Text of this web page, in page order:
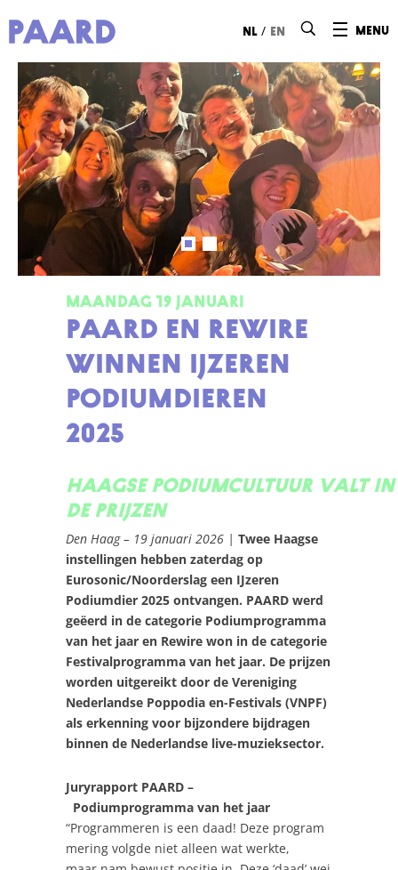
menu
nl / en
MAANDAG 19 JANUARI
PAARD en Rewire
winnen IJzeren
Podiumdieren
2025
HAAGSE PODIUMCULTUUR VALT IN
DE PRIJZEN
Den Haag – 19 januari 2026 | Twee Haagse
instellingen hebben zaterdag op
Eurosonic/Noorderslag een IJzeren
Podiumdier 2025 ontvangen. PAARD werd
geëerd in de categorie Podiumprogramma
van het jaar en Rewire won in de categorie
Festivalprogramma van het jaar. De prijzen
worden uitgereikt door de Vereniging
Nederlandse Poppodia en-Festivals (VNPF)
als erkenning voor bijzondere bijdragen
binnen de Nederlandse live-muzieksector.
Juryrapport PAARD –
Podiumprogramma van het jaar
“Programmeren is een daad! Deze program
mering volgde niet alleen wat werkte,